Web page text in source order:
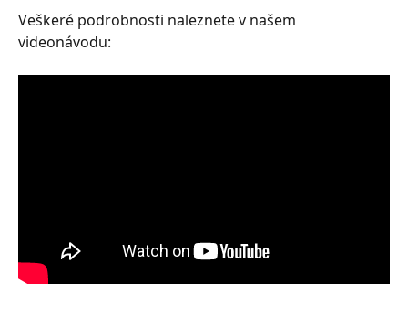
Veškeré podrobnosti naleznete v našem
videonávodu: